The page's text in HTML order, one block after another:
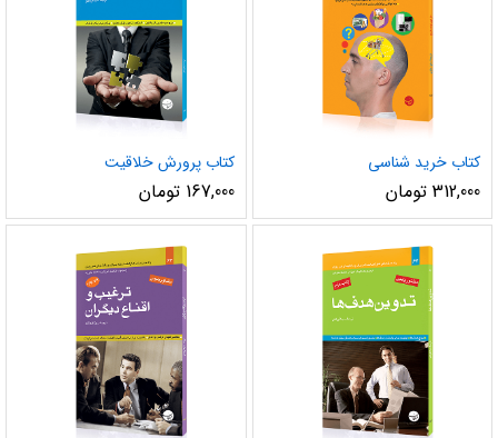
کتاب خرید شناسی
312,000 تومان
کتاب پرورش خلاقیت
167,000 تومان